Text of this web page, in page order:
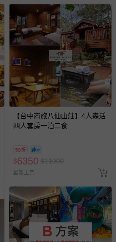
【台中商旅八仙山莊】4人森活
四人套房一泊二食
58折
$6350 $11000
最新上架